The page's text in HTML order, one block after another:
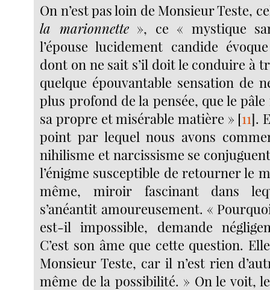
On n’est pas loin de Monsieur Teste,
la marionnette», ce « mystique
l’épouse lucidement candide
dont on ne sait s’il doit le conduire à
quelque épouvantable sensation de
plus profond de la pensée, que le
sa propre et misérable matière » [11].
point par lequel nous avons
nihilisme et narcissisme se
l’énigme susceptible de retourner le
même, miroir fascinant dans
s’anéantit amoureusement. «
est-il impossible, demande
C’est son âme que cette question.
Monsieur Teste, car il n’est rien
même de la possibilité. » On le voit,